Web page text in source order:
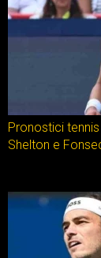
Pronostici
Shelton e